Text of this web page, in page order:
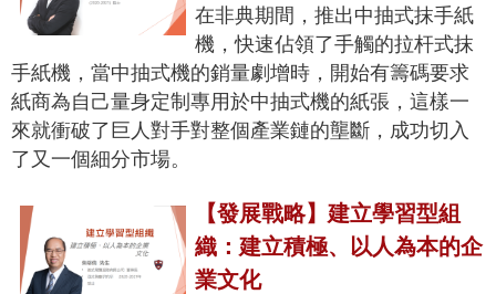
在非典期間，推出中抽式抹手紙
機，快速佔領了手觸的拉杆式抹
手紙機，當中抽式機的銷量劇增時，開始有籌碼要求
紙商為自己量身定制專用於中抽式機的紙張，這樣一
來就衝破了巨人對手對整個產業鏈的壟斷，成功切入
了又一個細分市場。
【發展戰略】建立學習型組
織：建立積極、以人為本的企
業文化